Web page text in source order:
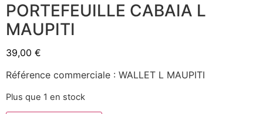
PORTEFEUILLE CABAIA L
MAUPITI
39,00 €
Référence commerciale : WALLET L MAUPITI
Plus que 1 en stock